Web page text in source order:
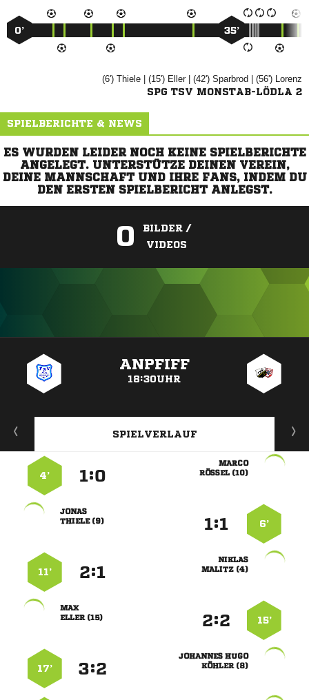
0’ 35’
(6')  | (15') | (42')  | (56') 
SPG TSV MONSTAB-LÖDLA 2
SPIELBERICHTE & NEWS
ES WURDEN LEIDER NOCH KEINE SPIELBERICHTE
ANGELEGT. UNTERSTÜTZE DEINEN VEREIN,
DEINE MANNSCHAFT UND IHRE FANS, INDEM DU
DEN ERSTEN SPIELBERICHT ANLEGST.
0
BILDER /
VIDEOS
ANPFIFF
18:30UHR
SPIELVERLAUF

 
:
4’
6’
:

 

 
:
11’
15’
:

 
 
 
:
17’